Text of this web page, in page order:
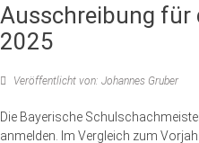
Ausschreibung für
2025
Veröffentlicht von: Johannes Gruber
Die Bayerische
anmelden. Im Vergleich zum